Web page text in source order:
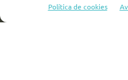
Política de cookies